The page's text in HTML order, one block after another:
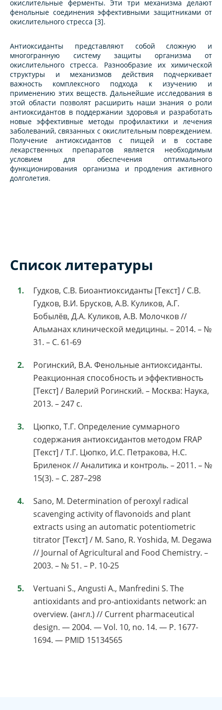
окислительные ферменты. Эти три механизма делают
фенольные соединения эффективными защитниками от
окислительного стресса [3].
Антиоксиданты представляют собой сложную и
многогранную систему защиты организма от
окислительного стресса. Разнообразие их химической
структуры и механизмов действия подчеркивает
важность комплексного подхода к изучению и
применению этих веществ. Дальнейшие исследования в
этой области позволят расширить наши знания о роли
антиоксидантов в поддержании здоровья и разработать
новые эффективные методы профилактики и лечения
заболеваний, связанных с окислительным повреждением.
Получение антиоксидантов с пищей и в составе
лекарственных препаратов является необходимым
условием для обеспечения оптимального
функционирования организма и продления активного
долголетия.
Список литературы
Гудков, С.В. Биоантиоксиданты [Текст] / С.В.
Гудков, В.И. Брусков, А.В. Куликов, А.Г.
Бобылёв, Д.А. Куликов, А.В. Молочков //
Альманах клинической медицины. – 2014. – №
31. – С. 61-69
Рогинский, В.А. Фенольные антиоксиданты.
Реакционная способность и эффективность
[Текст] / Валерий Рогинский. – Москва: Наука,
2013. – 247 с.
Цюпко, Т.Г. Определение суммарного
содержания антиоксидантов методом FRAP
[Текст] / Т.Г. Цюпко, И.С. Петракова, Н.С.
Бриленок // Аналитика и контроль. – 2011. – №
15(3). – С. 287–298
Sano, M. Determination of peroxyl radical
scavenging activity of flavonoids and plant
extracts using an automatic potentiometric
titrator [Текст] / M. Sano, R. Yoshida, M. Degawa
// Journal of Agricultural and Food Chemistry. –
2003. – № 51. – Р. 10-25
Vertuani S., Angusti A., Manfredini S. The
antioxidants and pro-antioxidants network: an
overview. (англ.) // Current pharmaceutical
design. — 2004. — Vol. 10, no. 14. — P. 1677-
1694. — PMID 15134565